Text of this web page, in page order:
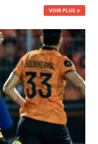
VOIR PLUS